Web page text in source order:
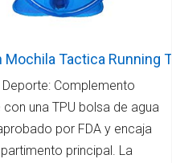
Mochila Tactica
Complemento
una TPU bolsa de agua
por FDA y encaja
principal. La